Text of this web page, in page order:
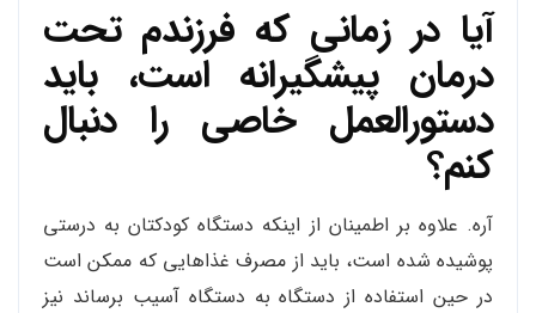
آیا در زمانی که فرزندم تحت
درمان پیشگیرانه است، باید
دستورالعمل خاصی را دنبال
کنم؟
آره. علاوه بر اطمینان از اینکه دستگاه کودکتان به درستی
پوشیده شده است، باید از مصرف غذاهایی که ممکن است
در حین استفاده از دستگاه به دستگاه آسیب برساند نیز